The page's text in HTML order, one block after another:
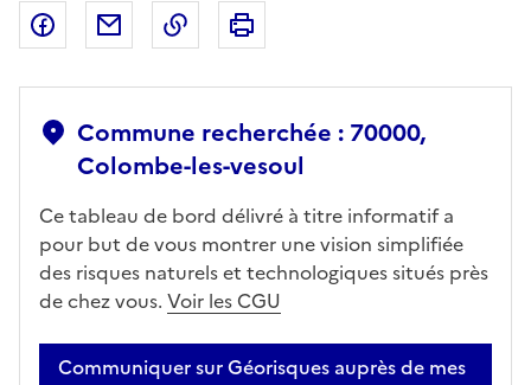
Partager sur Facebook
Partager par emailCopier dans le presse-papier
Commune recherchée : 70000,
Colombe-les-vesoul
Ce tableau de bord délivré à titre informatif a
pour but de vous montrer une vision simplifiée
des risques naturels et technologiques situés près
de chez vous. Voir les CGU
Communiquer sur Géorisques auprès de mes